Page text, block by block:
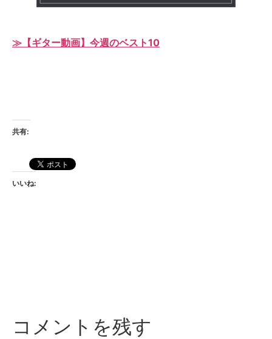
≫【ギター動画】今週のベスト10
共有:
いいね:
コメントを残す